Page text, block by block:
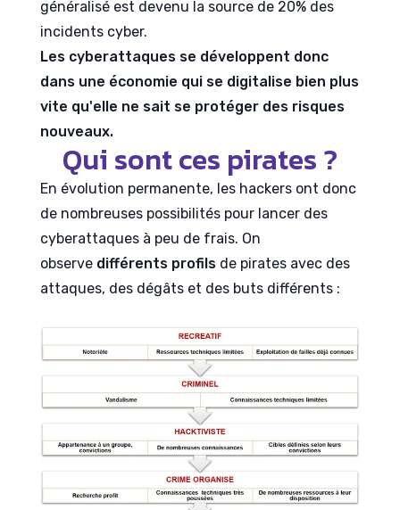
généralisé est devenu la source de 20% des
incidents cyber.
Les cyberattaques se développent donc
dans une économie qui se digitalise bien plus
vite qu'elle ne sait se protéger des risques
nouveaux.
Qui sont ces pirates ?
En évolution permanente, les hackers ont donc
de nombreuses possibilités pour lancer des
cyberattaques à peu de frais. On
observe différents profils de pirates avec des
attaques, des dégâts et des buts différents :